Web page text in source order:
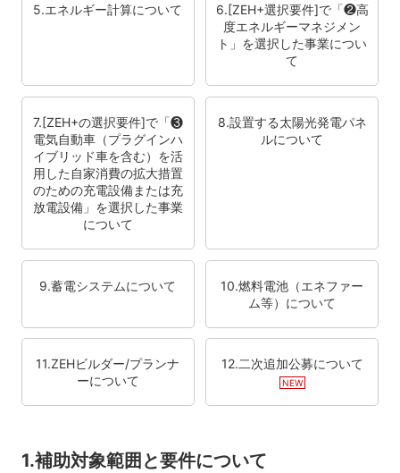
5.エネルギー計算について
6.[ZEH+選択要件]で「❷高
度エネルギーマネジメン
ト」を選択した事業につい
て
7.[ZEH+の選択要件]で「❸
電気自動車（プラグインハ
イブリッド車を含む）を活
用した自家消費の拡大措置
のための充電設備または充
放電設備」を選択した事業
について
8.設置する太陽光発電パネ
ルについて
9.蓄電システムについて
10.燃料電池（エネファー
ム等）について
11.ZEHビルダー/プランナ
ーについて
12.二次追加公募について
1.補助対象範囲と要件について